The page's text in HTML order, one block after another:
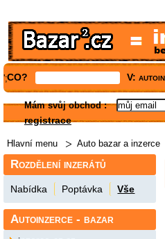
';CO? V:
Mám svůj obchod:
registrace
Hlavní menu Auto bazar a inzerce
Rozdělení inzerátů
Nabídka Poptávka Vše
Autoinzerce - bazar